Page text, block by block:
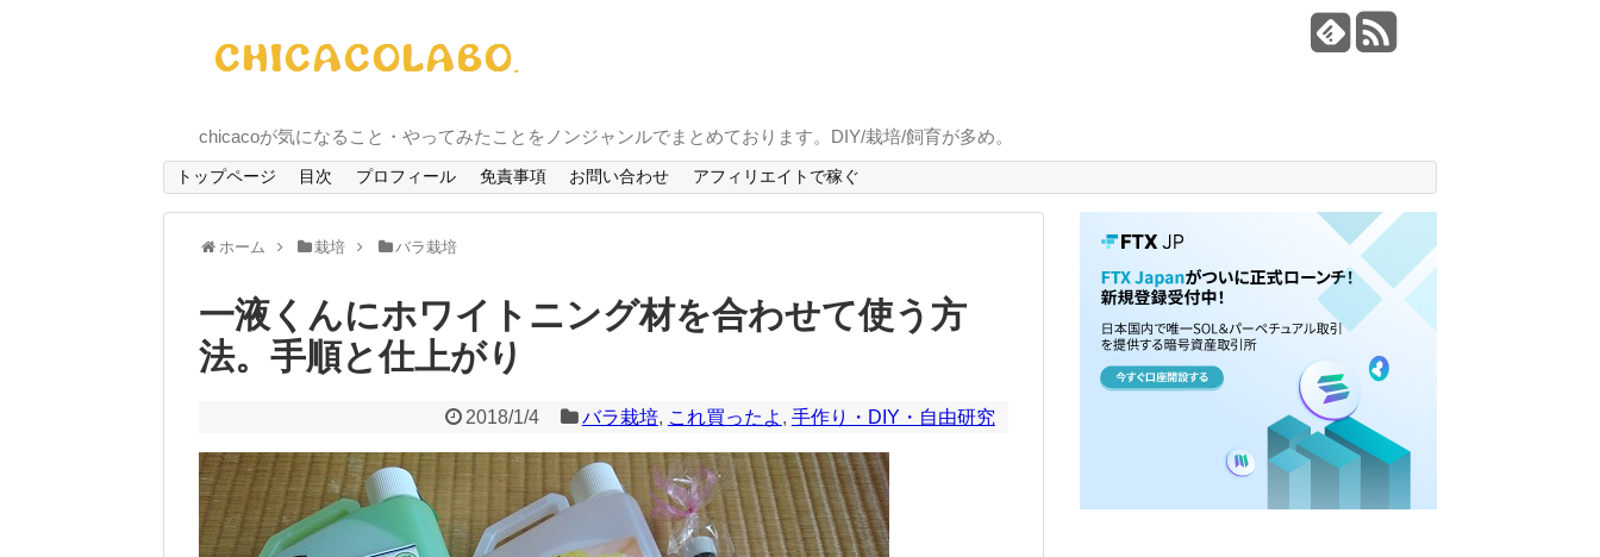
chicacoが気になること・やってみたことをノンジャンルでまとめております。DIY/栽培/飼育が多め。
トップページ 目次 プロフィール 免責事項 お問い合わせ アフィリエイトで稼ぐ
ホーム 栽培 バラ栽培
一液くんにホワイトニング材を合わせて使う方
法。手順と仕上がり
2018/1/4 バラ栽培, これ買ったよ , 手作り・DIY・自由研究